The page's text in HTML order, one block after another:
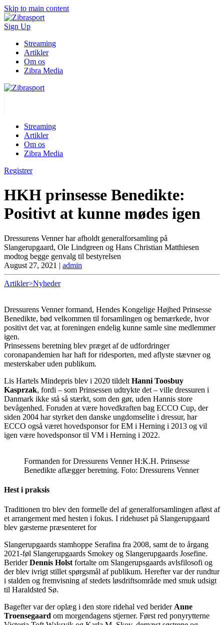
Skip to main content
Sign Up
Streaming
Artikler
Om os
Zibra Media
Streaming
Artikler
Om os
Zibra Media
Registrer
HKH prinsesse Benedikte:
Positivt at kunne mødes igen
Dressurens Venner har afholdt generalforsamling på
Slangerupgaard, Ole Lindgreen og Hans Christian Matthiesen
modtog begge genvalg til bestyrelsen
August 27, 2021 | admin
Artikler>Nyheder
Dressurens Venner formand, Hendes Kongelige Højhed Prinsesse
Benedikte, bød velkommen til forsamlingen og bemærkede, hvor
positivt det var, at foreningen endelig kunne samle sine medlemmer
igen.
Prinsessens beretning blev præget af de udfordringer
coronapandemien har haft for ridesporten, med aflyste stævner og
mesterskaber uden publikum.
Lis Hartels Mindepris blev i 2020 tildelt Hanni Toosbuy
Kasprzak, fordi – som Prinsessen udtrykte det – ville dressuren i
Danmark ikke stå så stærkt, som den gør, uden Hannis store
bevågenhed. Foruden at være hovedkraften bag ECCO Cup, der
siden 2004 har styrket den danske ungdomselite i dressur, har
ECCO også været hovedsponsor for EM i Herning i 2013 og vil
igen være hovedsponsor til VM i Herning i 2022.
Formanden for Dressurens Venner H:K.H. Prinsesse
Benedikte aflægger beretning. Foto: Dressurens Venner
Hest i praksis
Traditionen tro blev den formelle del af generalforsamlingen afløst af
et arrangement med hesten i fokus. I ridehuset på Slangerupgaard
blev gæsterne præsenteret for
Slangerupgaards stamhoppe Serafina fra 2008, samt de to årgang
2021-føl Slangerupgaards Smokey og Slangerupgaards Josefine.
BeriderDennis Holstfortalte om Slangerupsgaards avlsfilosofi og
der blev ivrigt stillet spørgsmål af publikum. Herefter var der rundtur
i stalden og fremvisning af stedets løsdriftsområde med smuk udsigt
til Haraldsted Sø.
Bagefter var der oplæg i den store ridehal ved beriderAnne
Troensegaard om morgendagens stjerner. Først red ponyrytterne